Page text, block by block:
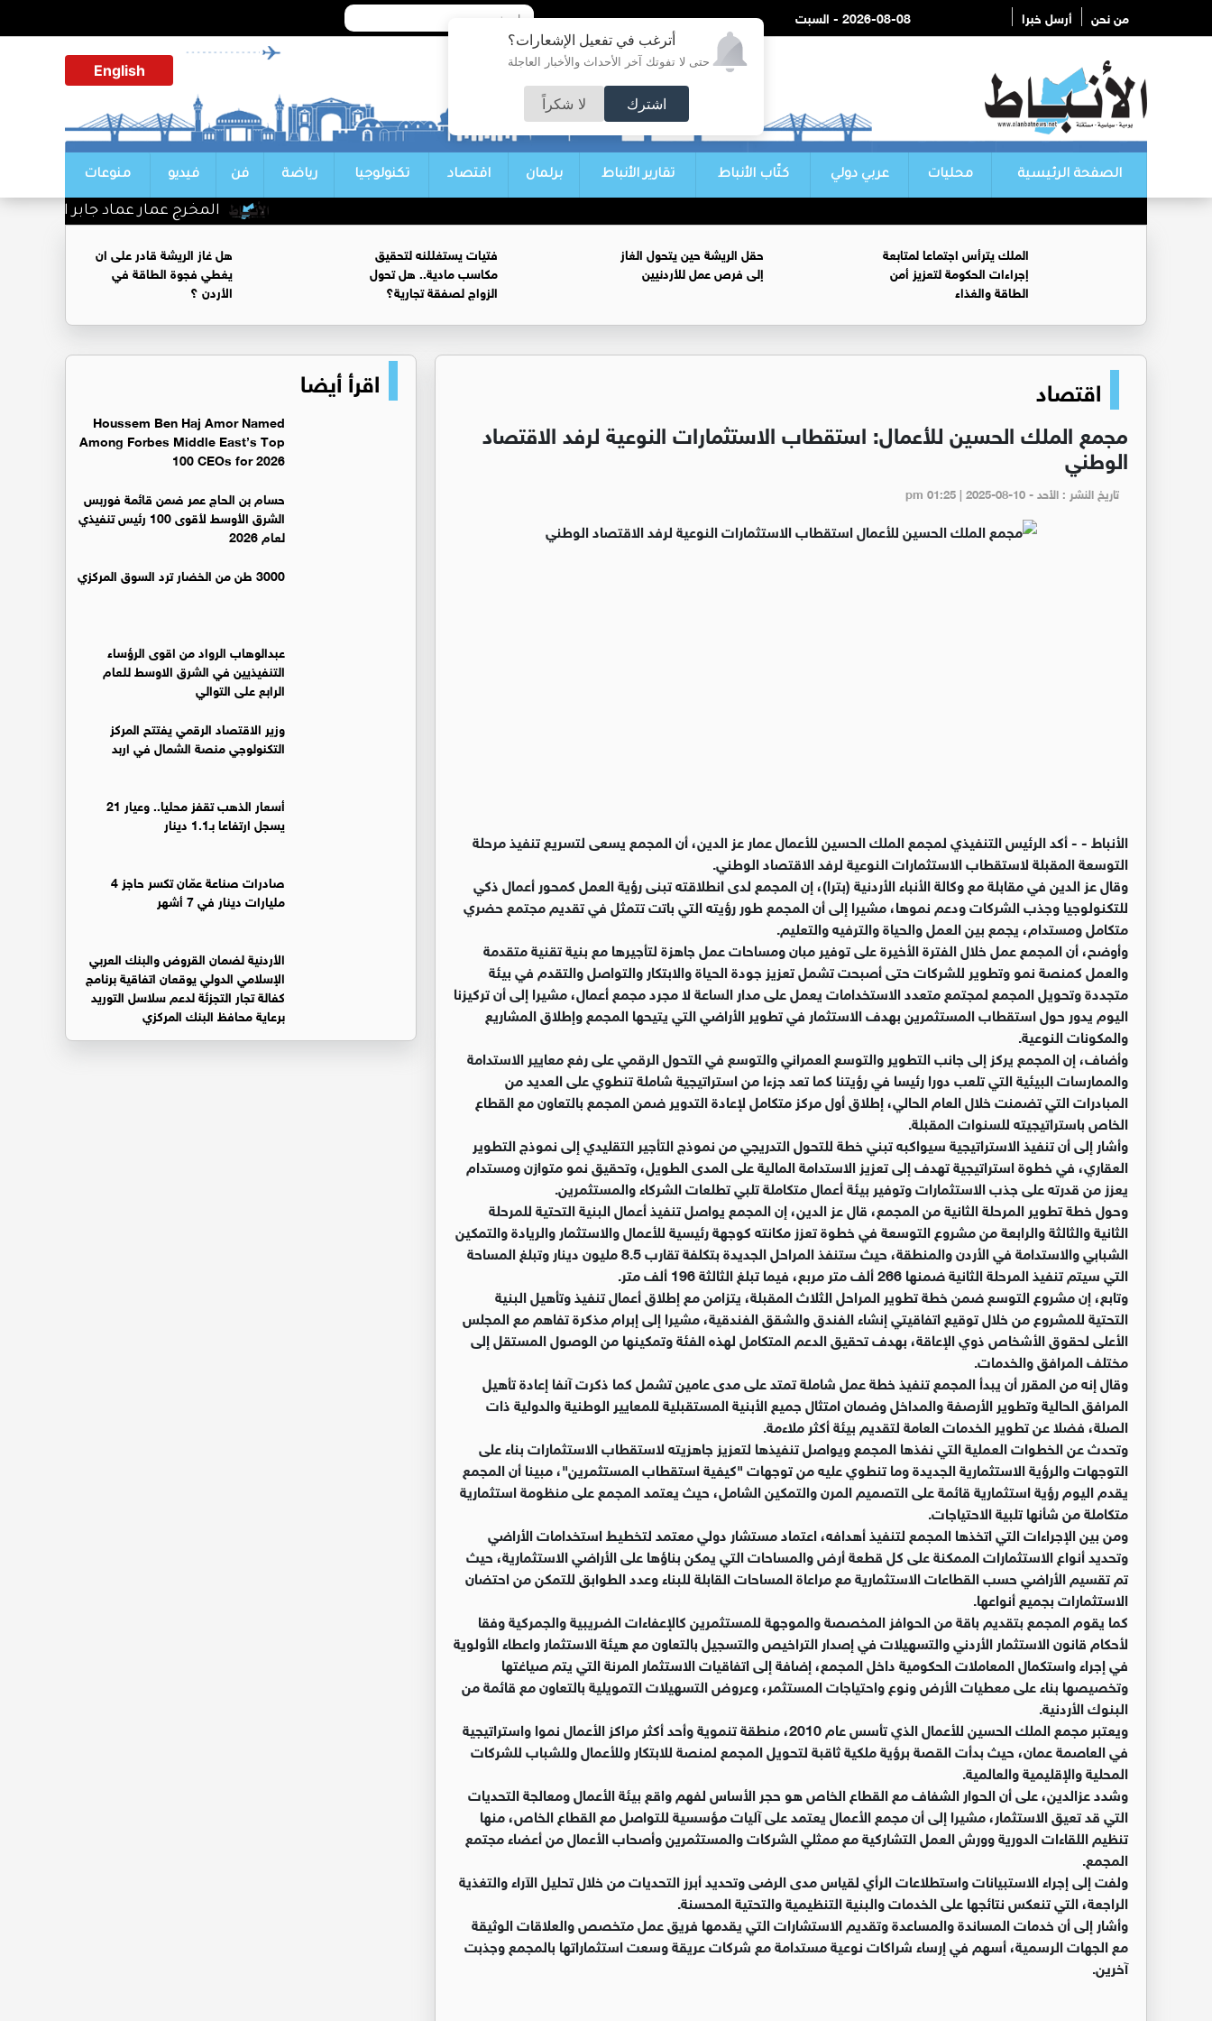
أترغب في تفعيل الإشعارات؟
حتى لا تفوتك آخر الأحداث والأخبار العاجلة
اشترك لا شكراً
من نحن أرسل خبرا 2026-08-08 - السبت
English
الصفحة الرئيسية محليات عربي دولي كتّاب الأنباط تقارير الأنباط برلمان اقتصاد تكنولوجيا رياضة فن فيديو منوعات
المخرج عمار عماد جابر الف مبروك
الملك يترأس اجتماعا لمتابعة
إجراءات الحكومة لتعزيز أمن
الطاقة والغذاء
حقل الريشة حين يتحول الغاز
إلى فرص عمل للأردنيين
فتيات يستغللنه لتحقيق
مكاسب مادية.. هل تحول
الزواج لصفقة تجارية؟
هل غاز الريشة قادر على ان
يغطي فجوة الطاقة في
الأردن ؟
اقتصاد
مجمع الملك الحسين للأعمال: استقطاب الاستثمارات النوعية لرفد الاقتصاد
الوطني
تاريخ النشر : الأحد - pm 01:25 | 2025-08-10
الأنباط -- أكد الرئيس التنفيذي لمجمع الملك الحسين للأعمال عمار عز الدين، أن المجمع يسعى لتسريع تنفيذ مرحلة
التوسعة المقبلة لاستقطاب الاستثمارات النوعية لرفد الاقتصاد الوطني.
وقال عز الدين في مقابلة مع وكالة الأنباء الأردنية (بترا)، إن المجمع لدى انطلاقته تبنى رؤية العمل كمحور أعمال ذكي
للتكنولوجيا وجذب الشركات ودعم نموها، مشيرا إلى أن المجمع طور رؤيته التي باتت تتمثل في تقديم مجتمع حضري
متكامل ومستدام، يجمع بين العمل والحياة والترفيه والتعليم.
وأوضح، أن المجمع عمل خلال الفترة الأخيرة على توفير مبان ومساحات عمل جاهزة لتأجيرها مع بنية تقنية متقدمة
والعمل كمنصة نمو وتطوير للشركات حتى أصبحت تشمل تعزيز جودة الحياة والابتكار والتواصل والتقدم في بيئة
متجددة وتحويل المجمع لمجتمع متعدد الاستخدامات يعمل على مدار الساعة لا مجرد مجمع أعمال، مشيرا إلى أن تركيزنا
اليوم يدور حول استقطاب المستثمرين بهدف الاستثمار في تطوير الأراضي التي يتيحها المجمع وإطلاق المشاريع
والمكونات النوعية.
وأضاف، إن المجمع يركز إلى جانب التطوير والتوسع العمراني والتوسع في التحول الرقمي على رفع معايير الاستدامة
والممارسات البيئية التي تلعب دورا رئيسا في رؤيتنا كما تعد جزءا من استراتيجية شاملة تنطوي على العديد من
المبادرات التي تضمنت خلال العام الحالي، إطلاق أول مركز متكامل لإعادة التدوير ضمن المجمع بالتعاون مع القطاع
الخاص باستراتيجيته للسنوات المقبلة.
وأشار إلى أن تنفيذ الاستراتيجية سيواكبه تبني خطة للتحول التدريجي من نموذج التأجير التقليدي إلى نموذج التطوير
العقاري، في خطوة استراتيجية تهدف إلى تعزيز الاستدامة المالية على المدى الطويل، وتحقيق نمو متوازن ومستدام
يعزز من قدرته على جذب الاستثمارات وتوفير بيئة أعمال متكاملة تلبي تطلعات الشركاء والمستثمرين.
وحول خطة تطوير المرحلة الثانية من المجمع، قال عز الدين، إن المجمع يواصل تنفيذ أعمال البنية التحتية للمرحلة
الثانية والثالثة والرابعة من مشروع التوسعة في خطوة تعزز مكانته كوجهة رئيسية للأعمال والاستثمار والريادة والتمكين
الشبابي والاستدامة في الأردن والمنطقة، حيث ستنفذ المراحل الجديدة بتكلفة تقارب 8.5 مليون دينار وتبلغ المساحة
التي سيتم تنفيذ المرحلة الثانية ضمنها 266 ألف متر مربع، فيما تبلغ الثالثة 196 ألف متر.
وتابع، إن مشروع التوسع ضمن خطة تطوير المراحل الثلاث المقبلة، يتزامن مع إطلاق أعمال تنفيذ وتأهيل البنية
التحتية للمشروع من خلال توقيع اتفاقيتي إنشاء الفندق والشقق الفندقية، مشيرا إلى إبرام مذكرة تفاهم مع المجلس
الأعلى لحقوق الأشخاص ذوي الإعاقة، بهدف تحقيق الدعم المتكامل لهذه الفئة وتمكينها من الوصول المستقل إلى
مختلف المرافق والخدمات.
وقال إنه من المقرر أن يبدأ المجمع تنفيذ خطة عمل شاملة تمتد على مدى عامين تشمل كما ذكرت آنفا إعادة تأهيل
المرافق الحالية وتطوير الأرصفة والمداخل وضمان امتثال جميع الأبنية المستقبلية للمعايير الوطنية والدولية ذات
الصلة، فضلا عن تطوير الخدمات العامة لتقديم بيئة أكثر ملاءمة.
وتحدث عن الخطوات العملية التي نفذها المجمع ويواصل تنفيذها لتعزيز جاهزيته لاستقطاب الاستثمارات بناء على
التوجهات والرؤية الاستثمارية الجديدة وما تنطوي عليه من توجهات "كيفية استقطاب المستثمرين"، مبينا أن المجمع
يقدم اليوم رؤية استثمارية قائمة على التصميم المرن والتمكين الشامل، حيث يعتمد المجمع على منظومة استثمارية
متكاملة من شأنها تلبية الاحتياجات.
ومن بين الإجراءات التي اتخذها المجمع لتنفيذ أهدافه، اعتماد مستشار دولي معتمد لتخطيط استخدامات الأراضي
وتحديد أنواع الاستثمارات الممكنة على كل قطعة أرض والمساحات التي يمكن بناؤها على الأراضي الاستثمارية، حيث
تم تقسيم الأراضي حسب القطاعات الاستثمارية مع مراعاة المساحات القابلة للبناء وعدد الطوابق للتمكن من احتضان
الاستثمارات بجميع أنواعها.
كما يقوم المجمع بتقديم باقة من الحوافز المخصصة والموجهة للمستثمرين كالإعفاءات الضريبية والجمركية وفقا
لأحكام قانون الاستثمار الأردني والتسهيلات في إصدار التراخيص والتسجيل بالتعاون مع هيئة الاستثمار واعطاء الأولوية
في إجراء واستكمال المعاملات الحكومية داخل المجمع، إضافة إلى اتفاقيات الاستثمار المرنة التي يتم صياغتها
وتخصيصها بناء على معطيات الأرض ونوع واحتياجات المستثمر، وعروض التسهيلات التمويلية بالتعاون مع قائمة من
البنوك الأردنية.
ويعتبر مجمع الملك الحسين للأعمال الذي تأسس عام 2010، منطقة تنموية وأحد أكثر مراكز الأعمال نموا واستراتيجية
في العاصمة عمان، حيث بدأت القصة برؤية ملكية ثاقبة لتحويل المجمع لمنصة للابتكار وللأعمال وللشباب للشركات
المحلية والإقليمية والعالمية.
وشدد عزالدين، على أن الحوار الشفاف مع القطاع الخاص هو حجر الأساس لفهم واقع بيئة الأعمال ومعالجة التحديات
التي قد تعيق الاستثمار، مشيرا إلى أن مجمع الأعمال يعتمد على آليات مؤسسية للتواصل مع القطاع الخاص، منها
تنظيم اللقاءات الدورية وورش العمل التشاركية مع ممثلي الشركات والمستثمرين وأصحاب الأعمال من أعضاء مجتمع
المجمع.
ولفت إلى إجراء الاستبيانات واستطلاعات الرأي لقياس مدى الرضى وتحديد أبرز التحديات من خلال تحليل الآراء والتغذية
الراجعة، التي تنعكس نتائجها على الخدمات والبنية التنظيمية والتحتية المحسنة.
وأشار إلى أن خدمات المساندة والمساعدة وتقديم الاستشارات التي يقدمها فريق عمل متخصص والعلاقات الوثيقة
مع الجهات الرسمية، أسهم في إرساء شراكات نوعية مستدامة مع شركات عريقة وسعت استثماراتها بالمجمع وجذبت
آخرين.
اقرأ أيضا
Houssem Ben Haj Amor Named
Among Forbes Middle East’s Top
100 CEOs for 2026
حسام بن الحاج عمر ضمن قائمة فوربس
الشرق الأوسط لأقوى 100 رئيس تنفيذي
لعام 2026
3000 طن من الخضار ترد السوق المركزي
عبدالوهاب الرواد من اقوى الرؤساء
التنفيذيين في الشرق الاوسط للعام
الرابع على التوالي
وزير الاقتصاد الرقمي يفتتح المركز
التكنولوجي منصة الشمال في اربد
أسعار الذهب تقفز محليا.. وعيار 21
يسجل ارتفاعا بـ1.1 دينار
صادرات صناعة عمّان تكسر حاجز 4
مليارات دينار في 7 أشهر
الأردنية لضمان القروض والبنك العربي
الإسلامي الدولي يوقعان اتفاقية برنامج
كفالة تجار التجزئة لدعم سلاسل التوريد
برعاية محافظ البنك المركزي